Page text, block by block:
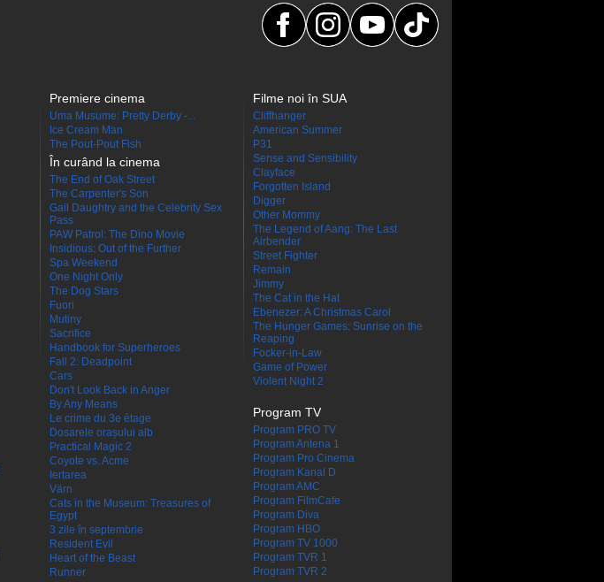
Premiere cinema
Uma Musume: Pretty Derby -...
Ice Cream Man
The Pout-Pout Fish
În curând la cinema
The End of Oak Street
The Carpenter's Son
Gail Daughtry and the Celebrity Sex
Pass
PAW Patrol: The Dino Movie
Insidious: Out of the Further
Spa Weekend
One Night Only
The Dog Stars
Fuori
Mutiny
Sacrifice
Handbook for Superheroes
Fall 2: Deadpoint
Cars
Don't Look Back in Anger
By Any Means
Le crime du 3e étage
Dosarele orașului alb
Practical Magic 2
Coyote vs. Acme
Iertarea
Värn
Cats in the Museum: Treasures of
Egypt
3 zile în septembrie
Resident Evil
Heart of the Beast
Runner
Filme noi în SUA
Cliffhanger
American Summer
P31
Sense and Sensibility
Clayface
Forgotten Island
Digger
Other Mommy
The Legend of Aang: The Last
Airbender
Street Fighter
Remain
Jimmy
The Cat in the Hat
Ebenezer: A Christmas Carol
The Hunger Games: Sunrise on the
Reaping
Focker-in-Law
Game of Power
Violent Night 2
Program TV
Program PRO TV
Program Antena 1
Program Pro Cinema
Program Kanal D
Program AMC
Program FilmCafe
Program Diva
Program HBO
Program TV 1000
Program TVR 1
Program TVR 2